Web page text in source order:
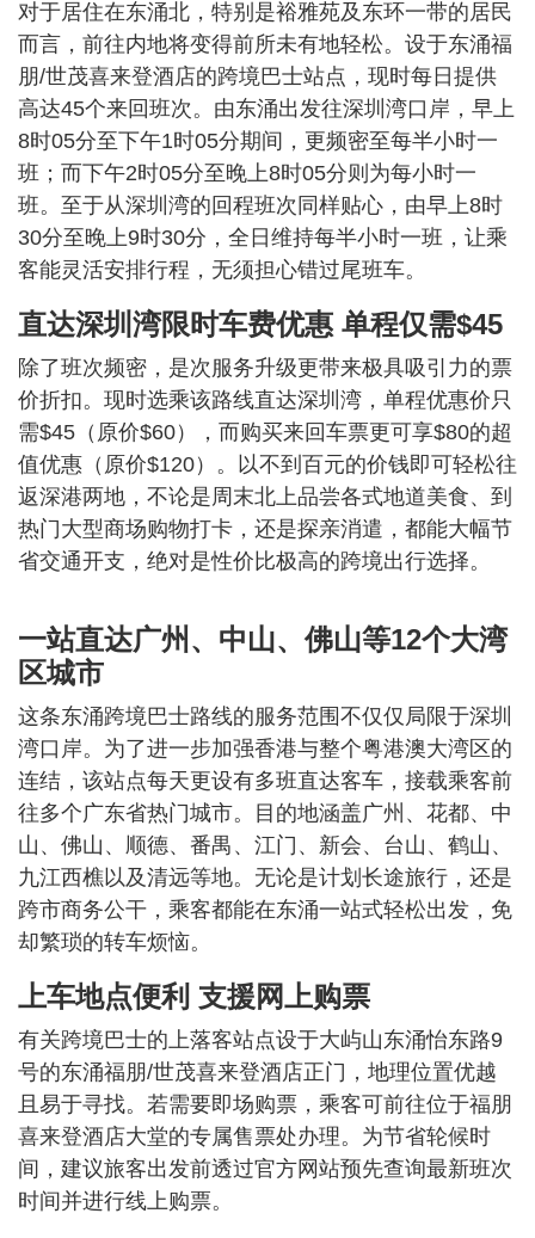
对于居住在东涌北，特别是裕雅苑及东环一带的居民
而言，前往内地将变得前所未有地轻松。设于东涌福
朋/世茂喜来登酒店的跨境巴士站点，现时每日提供
高达45个来回班次。由东涌出发往深圳湾口岸，早上
8时05分至下午1时05分期间，更频密至每半小时一
班；而下午2时05分至晚上8时05分则为每小时一
班。至于从深圳湾的回程班次同样贴心，由早上8时
30分至晚上9时30分，全日维持每半小时一班，让乘
客能灵活安排行程，无须担心错过尾班车。
直达深圳湾限时车费优惠 单程仅需$45
除了班次频密，是次服务升级更带来极具吸引力的票
价折扣。现时选乘该路线直达深圳湾，单程优惠价只
需$45（原价$60），而购买来回车票更可享$80的超
值优惠（原价$120）。以不到百元的价钱即可轻松往
返深港两地，不论是周末北上品尝各式地道美食、到
热门大型商场购物打卡，还是探亲消遣，都能大幅节
省交通开支，绝对是性价比极高的跨境出行选择。
一站直达广州、中山、佛山等12个大湾
区城市
这条东涌跨境巴士路线的服务范围不仅仅局限于深圳
湾口岸。为了进一步加强香港与整个粤港澳大湾区的
连结，该站点每天更设有多班直达客车，接载乘客前
往多个广东省热门城市。目的地涵盖广州、花都、中
山、佛山、顺德、番禺、江门、新会、台山、鹤山、
九江西樵以及清远等地。无论是计划长途旅行，还是
跨市商务公干，乘客都能在东涌一站式轻松出发，免
却繁琐的转车烦恼。
上车地点便利 支援网上购票
有关跨境巴士的上落客站点设于大屿山东涌怡东路9
号的东涌福朋/世茂喜来登酒店正门，地理位置优越
且易于寻找。若需要即场购票，乘客可前往位于福朋
喜来登酒店大堂的专属售票处办理。为节省轮候时
间，建议旅客出发前透过官方网站预先查询最新班次
时间并进行线上购票。